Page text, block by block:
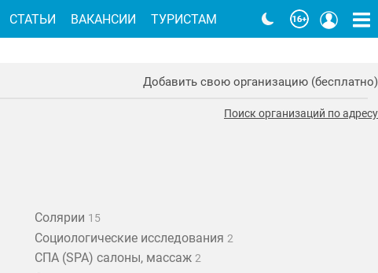
Добавить свою организацию (бесплатно)
Поиск организаций по адресу
Солярии 15
Социологические исследования 2
СПА (SPA) салоны, массаж 2
СТАТЬИ ВАКАНСИИ ТУРИСТАМ